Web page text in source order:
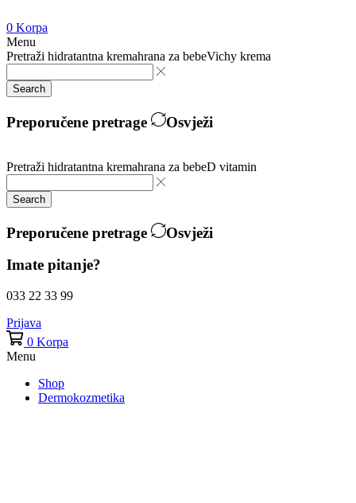
0 Korpa
Menu
Pretraži hidratantna kremahrana za bebeVichy krema
Search
Preporučene pretrage Osvježi
Pretraži hidratantna kremahrana za bebeD vitamin
Search
Preporučene pretrage
Osvježi
Imate pitanje?
033 22 33 99
Prijava
0 Korpa
Menu
Shop
Dermokozmetika